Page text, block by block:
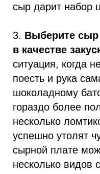
сыр дарит набор
3. Выберите
в качестве
ситуация, когда
поесть и рука
шоколадному
гораздо более
несколько
успешно утолят
сырной плате
несколько видов